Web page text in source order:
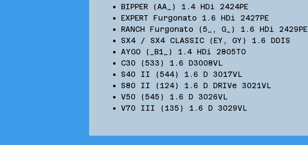
BIPPER (AA_) 1.4 HDi 2424PE
EXPERT Furgonato 1.6 HDi 2427PE
RANCH Furgonato (5_, G_) 1.6 HDi 2429PE
SX4 / SX4 CLASSIC (EY, GY) 1.6 DDIS
AYGO (_B1_) 1.4 HDi 2805TO
C30 (533) 1.6 D3008VL
S40 II (544) 1.6 D 3017VL
S80 II (124) 1.6 D DRIVe 3021VL
V50 (545) 1.6 D 3026VL
V70 III (135) 1.6 D 3029VL